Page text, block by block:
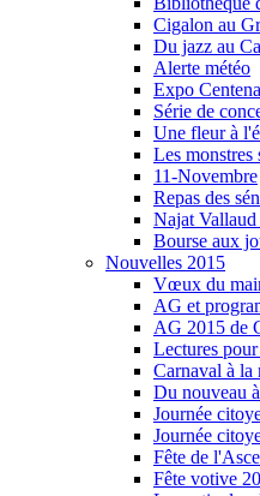
Cigalon au
Du jazz au
Alerte météo
Expo
Série de
Une fleur à
Les monstres
11-Novembre
Repas des
Najat
Bourse aux
Nouvelles 2015
Vœux du
AG et
AG 2015 de
Lectures pour
Carnaval à la
Du nouveau
Journée
Journée
Fête de
Fête votive